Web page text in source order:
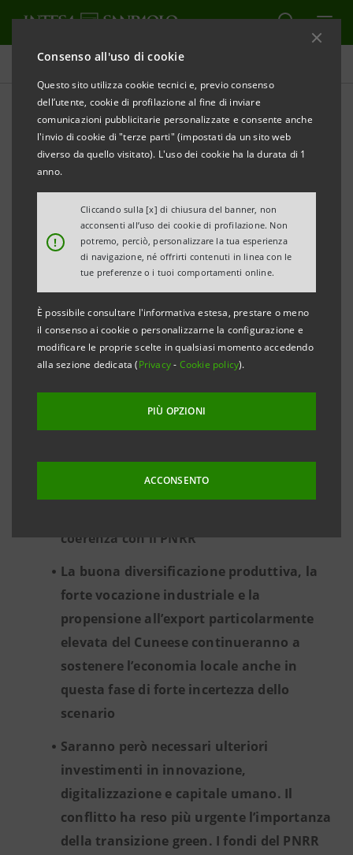
Consenso all'uso di cookie
Questo sito utilizza cookie tecnici e, previo consenso
dell’utente, cookie di profilazione al fine di inviare
comunicazioni pubblicitarie personalizzate e consente anche
l'invio di cookie di "terze parti" (impostati da un sito web
diverso da quello visitato). L'uso dei cookie ha la durata di 1
anno.
!
Cliccando sulla [x] di chiusura del banner, non
acconsenti all’uso dei cookie di profilazione. Non
potremo, perciò, personalizzare la tua esperienza
di navigazione, né offrirti contenuti in linea con le
tue preferenze o i tuoi comportamenti online.
È possibile consultare l'informativa estesa, prestare o meno
il consenso ai cookie o personalizzarne la configurazione e
modificare le proprie scelte in qualsiasi momento accedendo
alla sezione dedicata (Privacy- Cookie policy).
PIÙ OPZIONI
ACCONSENTO
Comunicati stampa
STAMPA AGGIORNA
“DISEGNARE IL FUTURO: COMPETITIVITÀ,
INNOVAZIONE, SOSTENIBILITÀ”
CONFINDUSTRIA
12,5 MILIARDI DI EURO PER LE IMPRESE DEL
PIEMONTE
Oggia Cuneo,nella nuova sede di
Confindustria Cuneo, la presentazione del
protocollo siglato lo scorso ottobre
Plafond nazionale di 150 miliardi di euro:
sostenibilità, innovazione e transizione
digitale, rafforzamento patrimoniale,
centro della collaborazione tra Intesa
coerenza con il PNRR
La buona diversificazione produttiva, la
forte vocazione industriale e la
propensione all’export particolarmente
elevata del Cuneese continueranno a
sostenere l’economia locale anche in
questa fase di forte incertezza dello
scenario
Saranno però necessari ulteriori
investimenti in innovazione,
digitalizzazione e capitale umano. Il
conflitto ha reso più urgente l’importanza
della transizione green. I fondi del PNRR